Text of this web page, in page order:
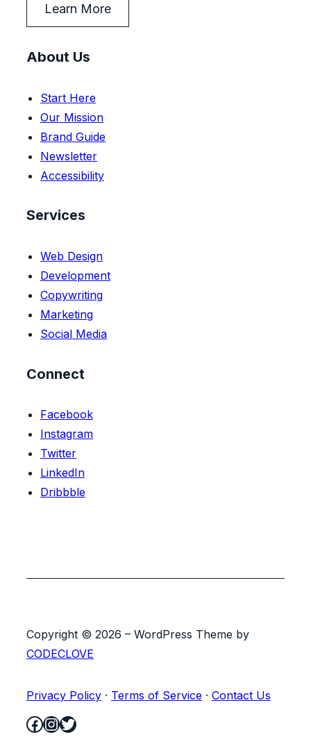
Learn More
About Us
Start Here
Our Mission
Brand Guide
Newsletter
Accessibility
Services
Web Design
Development
Copywriting
Marketing
Social Media
Connect
Facebook
Instagram
Twitter
LinkedIn
Dribbble
Copyright © 2026 – WordPress Theme by
CODECLOVE
Privacy Policy · Terms of Service · Contact Us
Facebook
Instagram
Twitter